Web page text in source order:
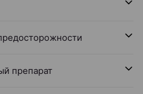
препарат